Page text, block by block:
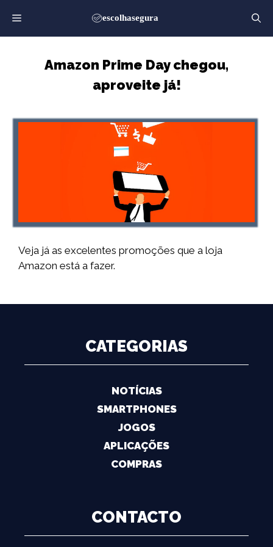
para
o
Amazon Prime Day chegou,
aproveite já!
Veja já as excelentes promoções que a loja
Amazon está a fazer.
CATEGORIAS
NOTÍCIAS
SMARTPHONES
JOGOS
APLICAÇÕES
COMPRAS
CONTACTO